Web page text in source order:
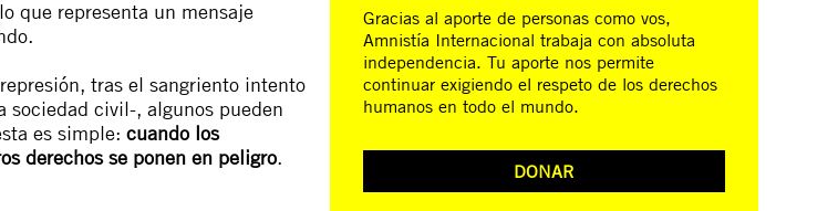
que representa un mensaje
tras el sangriento intento
sociedad civil-, algunos pueden
es simple: cuando los
derechos se ponen en peligro.
Gracias al aporte de personas como vos,
Amnistía Internacional trabaja con absoluta
independencia. Tu aporte nos permite
continuar exigiendo el respeto de los derechos
humanos en todo el mundo.
DONAR